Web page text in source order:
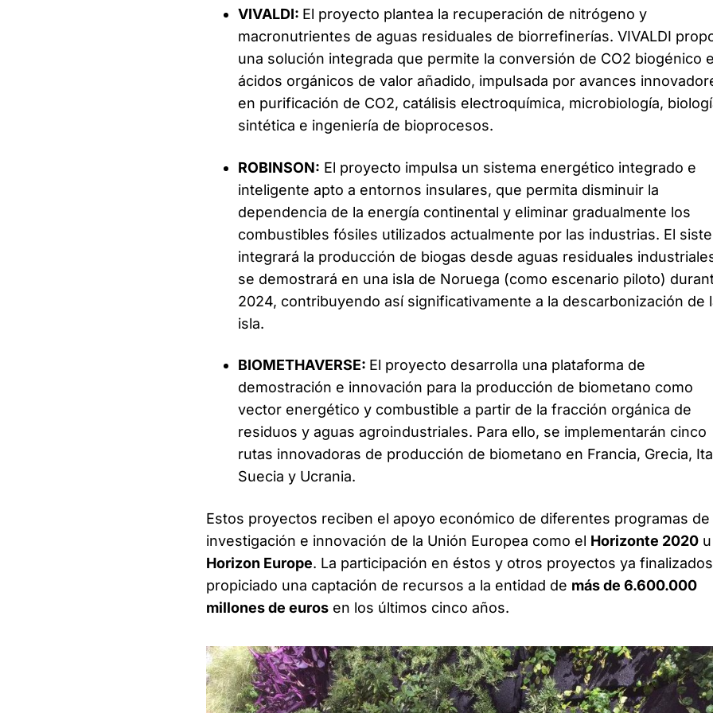
VIVALDI: El proyecto plantea la recuperación de nitrógeno y
macronutrientes de aguas residuales de biorrefinerías. VIVALDI
una solución integrada que permite la conversión de CO2 biogénico
ácidos orgánicos de valor añadido, impulsada por avances
en purificación de CO2, catálisis electroquímica, microbiología,
sintética e ingeniería de bioprocesos.
ROBINSON: El proyecto impulsa un sistema energético integrado e
inteligente apto a entornos insulares, que permita disminuir la
dependencia de la energía continental y eliminar gradualmente los
combustibles fósiles utilizados actualmente por las industrias. El
integrará la producción de biogas desde aguas residuales
se demostrará en una isla de Noruega (como escenario piloto)
2024, contribuyendo así significativamente a la descarbonización de
isla.
BIOMETHAVERSE: El proyecto desarrolla una plataforma de
demostración e innovación para la producción de biometano como
vector energético y combustible a partir de la fracción orgánica de
residuos y aguas agroindustriales. Para ello, se implementarán cinco
rutas innovadoras de producción de biometano en Francia, Grecia,
Suecia y Ucrania.
Estos proyectos reciben el apoyo económico de diferentes programas de
investigación e innovación de la Unión Europea como el Horizonte 2020u
Horizon Europe. La participación en éstos y otros proyectos ya
propiciado una captación de recursos a la entidad de más de 6.600.000
millones de eurosen los últimos cinco años.